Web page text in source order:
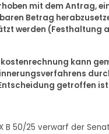
mit dem Antrag,
Betrag
werden (Festhaltung
kann
getroffen
B 50/25 verwarf der